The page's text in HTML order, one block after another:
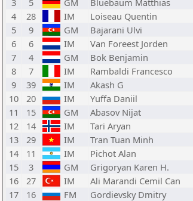
3
5 GM Bluebaum Matthias
4
28 IM Loiseau Quentin
5
9 GM Bajarani Ulvi
6
6 IM Van Foreest Jorden
7
4 GM Bok Benjamin
8
7 IM Rambaldi Francesco
9
39 IM Akash G
10
20 IM Yuffa Daniil
11
15 GM Abasov Nijat
12
14 IM Tari Aryan
13
29 IM Tran Tuan Minh
14
11 IM Pichot Alan
15
3 GM Grigoryan Karen H.
16
27 IM Ali Marandi Cemil Can
17
16 FM Gordievsky Dmitry